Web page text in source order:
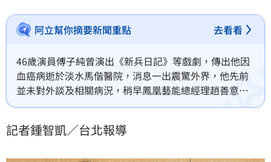
阿立幫你摘要新聞重點 去看看
46歲演員傅子純曾演出《新兵日記》等戲劇，傳出他因
血癌病逝於淡水馬偕醫院，消息一出震驚外界，他先前
並未對外談及相關病況，稍早鳳凰藝能總經理趙善意受
訪證實，傅子純於下午4時許病逝。曾與傅子純數度合作
記者鍾智凱／台北報導